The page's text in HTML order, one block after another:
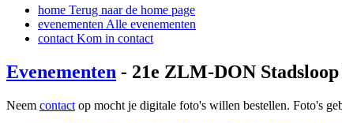
home Terug naar de home page
evenementen Alle evenementen
contact Kom in contact
Evenementen - 21e ZLM-DON
Neem contact op mocht je digitale foto's willen bestellen. Foto's